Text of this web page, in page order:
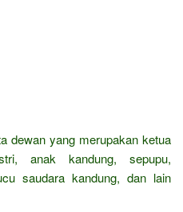
dewan yang merupakan ketua
anak kandung, sepupu,
saudara kandung, dan lain